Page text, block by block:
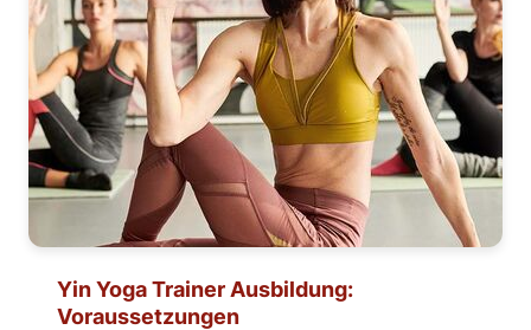
Yin Yoga Trainer Ausbildung:
Voraussetzungen